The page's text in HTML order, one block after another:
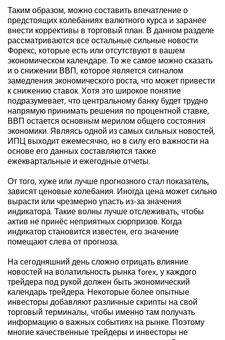
Таким образом, можно составить впечатление о
предстоящих колебаниях валютного курса и заранее
внести коррективы в торговый план. В данном разделе
рассматриваются все остальные сильные новости
Форекс, которые есть или отсутствуют в вашем
экономическом календаре. То же самое можно сказать
и о снижении ВВП, которое является сигналом
замедления экономического роста, что может привести
к снижению ставок. Хотя это широкое понятие
подразумевает, что центральному банку будет трудно
напрямую принимать решения по процентной ставке,
ВВП остается основным мерилом общего состояния
экономики. Являясь одной из самых сильных новостей,
ИПЦ выходит ежемесячно, но в силу его важности на
основе его данных составляются также
ежеквартальные и ежегодные отчеты.
От того, хуже или лучше прогнозного стал показатель,
зависят ценовые колебания. Иногда цена может сильно
вырасти или чрезмерно упасть из-за значения
индикатора. Такие волны лучше отслеживать, чтобы
актив не принёс неприятных сюрпризов. Когда
индикатор становится известен, его значение
помещают слева от прогноза.
На сегодняшний день сложно отрицать влияние
новостей на волатильность рынка forex, у каждого
трейдера под рукой должен быть экономический
календарь трейдера. Некоторые более опытные
инвесторы добавляют различные скрипты на свой
торговый терминалы, чтобы именно там получать
информацию о важных событиях на рынке. Поэтому
многие качественные трейдеры и инвесторы не